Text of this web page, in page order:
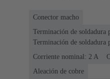
Conector macho
Terminación de
Terminación de soldadura
Corriente nominal: ‌2 A
Aleación de cobre